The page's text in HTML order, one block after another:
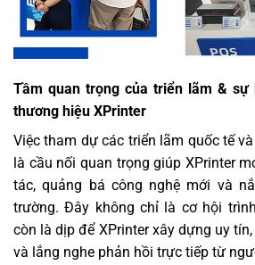
Tầm quan trọng của triển lãm &
thương hiệu XPrinter
Việc tham dự các triển lãm quốc tế
là cầu nối quan trọng giúp XPrinter
tác, quảng bá công nghệ mới và
trường. Đây không chỉ là cơ hội
còn là dịp để XPrinter xây dựng uy
và lắng nghe phản hồi trực tiếp từ